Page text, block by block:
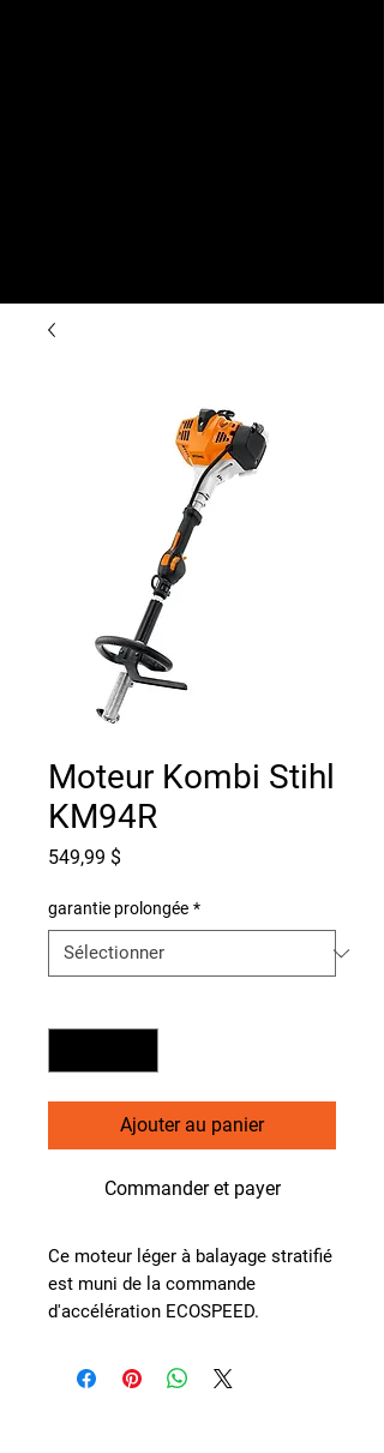
Moteur Kombi Stihl
KM94R
549,99 $Prix
garantie prolongée *
Ajouter au panier
Commander et payer
Ce moteur léger à balayage stratifié
est muni de la commande
d'accélération ECOSPEED.